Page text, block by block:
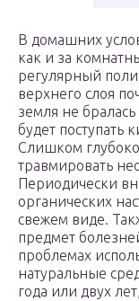
В домашних
как и за
регулярный
верхнего слоя
земля не
будет поступать
Слишком
травмировать
Периодически
органических
свежем виде.
предмет
проблемах
натуральные
года или двух